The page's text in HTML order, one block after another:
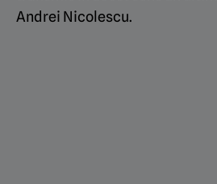
Andrei Nicolescu.